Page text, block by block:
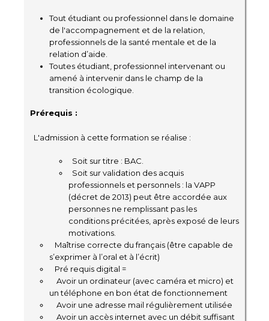
Tout étudiant ou professionnel dans le domaine
de l'accompagnement et de la relation,
professionnels de la santé mentale et de la
relation d’aide.
Toutes étudiant, professionnel intervenant ou
amené à intervenir dans le champ de la
transition écologique.
Prérequis :
L'admission à cette formation se réalise :
Soit sur titre : BAC.
Soit sur validation des acquis
professionnels et personnels : la VAPP
(décret de 2013) peut être accordée aux
personnes ne remplissant pas les
conditions précitées, après exposé de leurs
motivations.
Maîtrise correcte du français (être capable de
s’exprimer à l’oral et à l’écrit)
Pré requis digital =
Avoir un ordinateur (avec caméra et micro) et
un téléphone en bon état de fonctionnement
Avoir une adresse mail régulièrement utilisée
Avoir un accès internet avec un débit suffisant